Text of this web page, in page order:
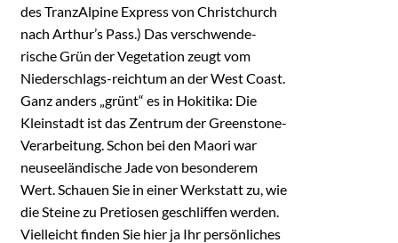
des TranzAlpine Express von Christchurch
nach Arthur’s Pass.) Das verschwende-
rische Grün der Vegetation zeugt vom
Niederschlags-reichtum an der West Coast.
Ganz anders „grünt“ es in Hokitika: Die
Kleinstadt ist das Zentrum der Greenstone-
Verarbeitung. Schon bei den Maori war
neuseeländische Jade von besonderem
Wert. Schauen Sie in einer Werkstatt zu, wie
die Steine zu Pretiosen geschliffen werden.
Vielleicht finden Sie hier ja Ihr persönliches